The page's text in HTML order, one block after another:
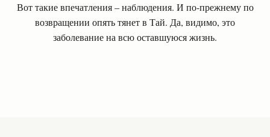
Вот такие впечатления – наблюдения. И по-прежнему по
возвращении опять тянет в Тай. Да, видимо, это
заболевание на всю оставшуюся жизнь.